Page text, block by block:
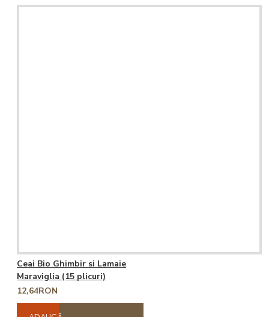
Ceai Bio Ghimbir si Lamaie
Maraviglia (15 plicuri)
12,64RON